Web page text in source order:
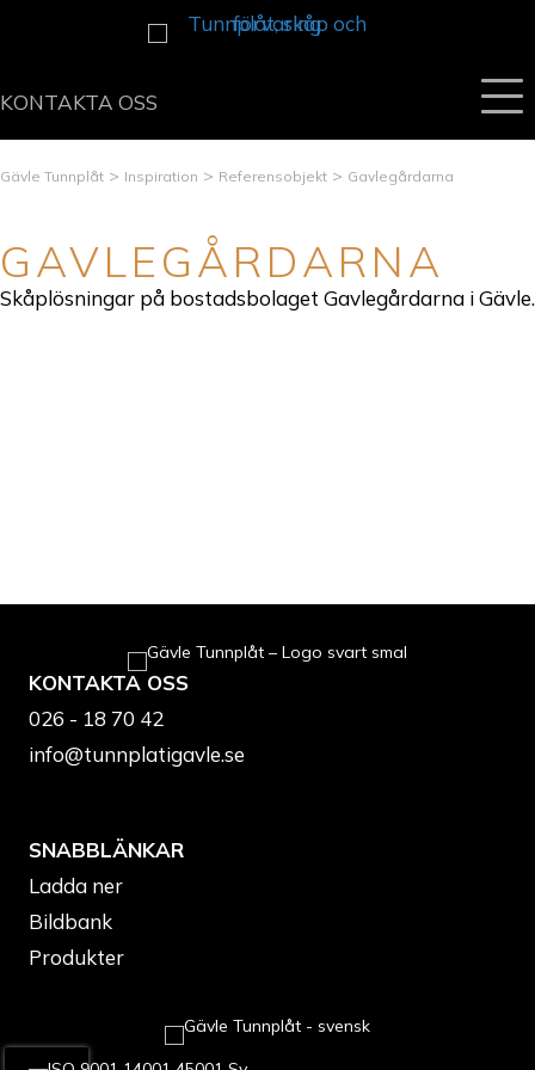
KONTAKTA OSS
Gävle Tunnplåt > Inspiration > Referensobjekt > Gavlegårdarna
GAVLEGÅRDARNA
Skåplösningar på bostadsbolaget Gavlegårdarna i Gävle.
KONTAKTA OSS
026 - 18 70 42
info@tunnplatigavle.se
SNABBLÄNKAR
Ladda ner
Bildbank
Produkter